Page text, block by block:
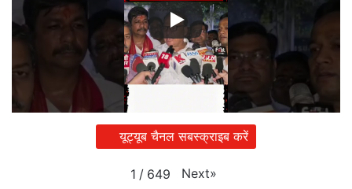
यूट्यूब चैनल सबस्क्राइब करें
1 / 649 Next»